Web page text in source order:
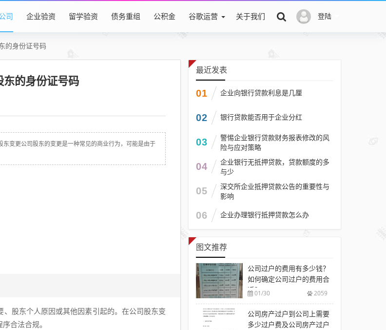
登陆
司 企业验资 留学验资 债务重组 公积金 谷歌运营 关于我们
的身份证号码
东的身份证号码
变更公司股东的变更是一种常见的商业行为，可能是由于
股东个人原因或其他因素引起的。在公司股东变
合法合规。
最近发表
01 企业向银行贷款利息是几厘
02 银行贷款能否用于企业分红
03
警惕企业银行贷款财务报表修改的风
险与应对策略
04
企业银行无抵押贷款，贷款额度的多
与少
05
深交所企业抵押贷款公告的重要性与
影响
06 企业办理银行抵押贷款怎么办
图文推荐
公司过户的费用有多少钱？
如何确定公司过户的费用合
适？01/30 2059
公司房产过户到公司上需要
多少过户费及公司房产过户